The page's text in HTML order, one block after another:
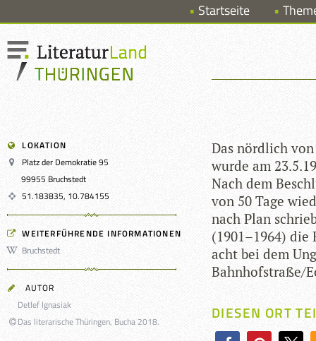
Startseite
LOKATION
Platz der Demokratie 95
99955 Bruchstedt
51.183835, 10.784155
WEITERFÜHRENDE INFORMATIONEN
Bruchstedt
AUTOR
Detlef Ignasiak
Das literarische Thüringen, Bucha 2018.
Das nörd­lich
wurde am
Nach dem
von 50 Tage
nach Plan
(1901–1964) die
acht bei dem
Bahnhofstraße/
DIESEN ORT